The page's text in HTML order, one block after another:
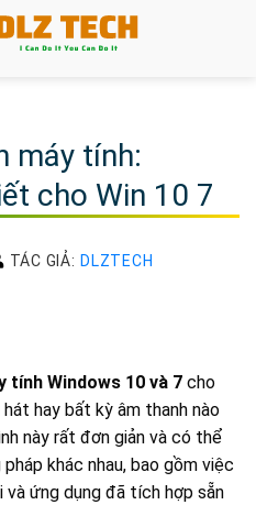
máy tính:
cho Win 10 7
TÁC GIẢ: DLZTECH
tính Windows 10 và 7 cho
hay bất kỳ âm thanh nào
này rất đơn giản và có thể
khác nhau, bao gồm việc
và ứng dụng đã tích hợp sẵn